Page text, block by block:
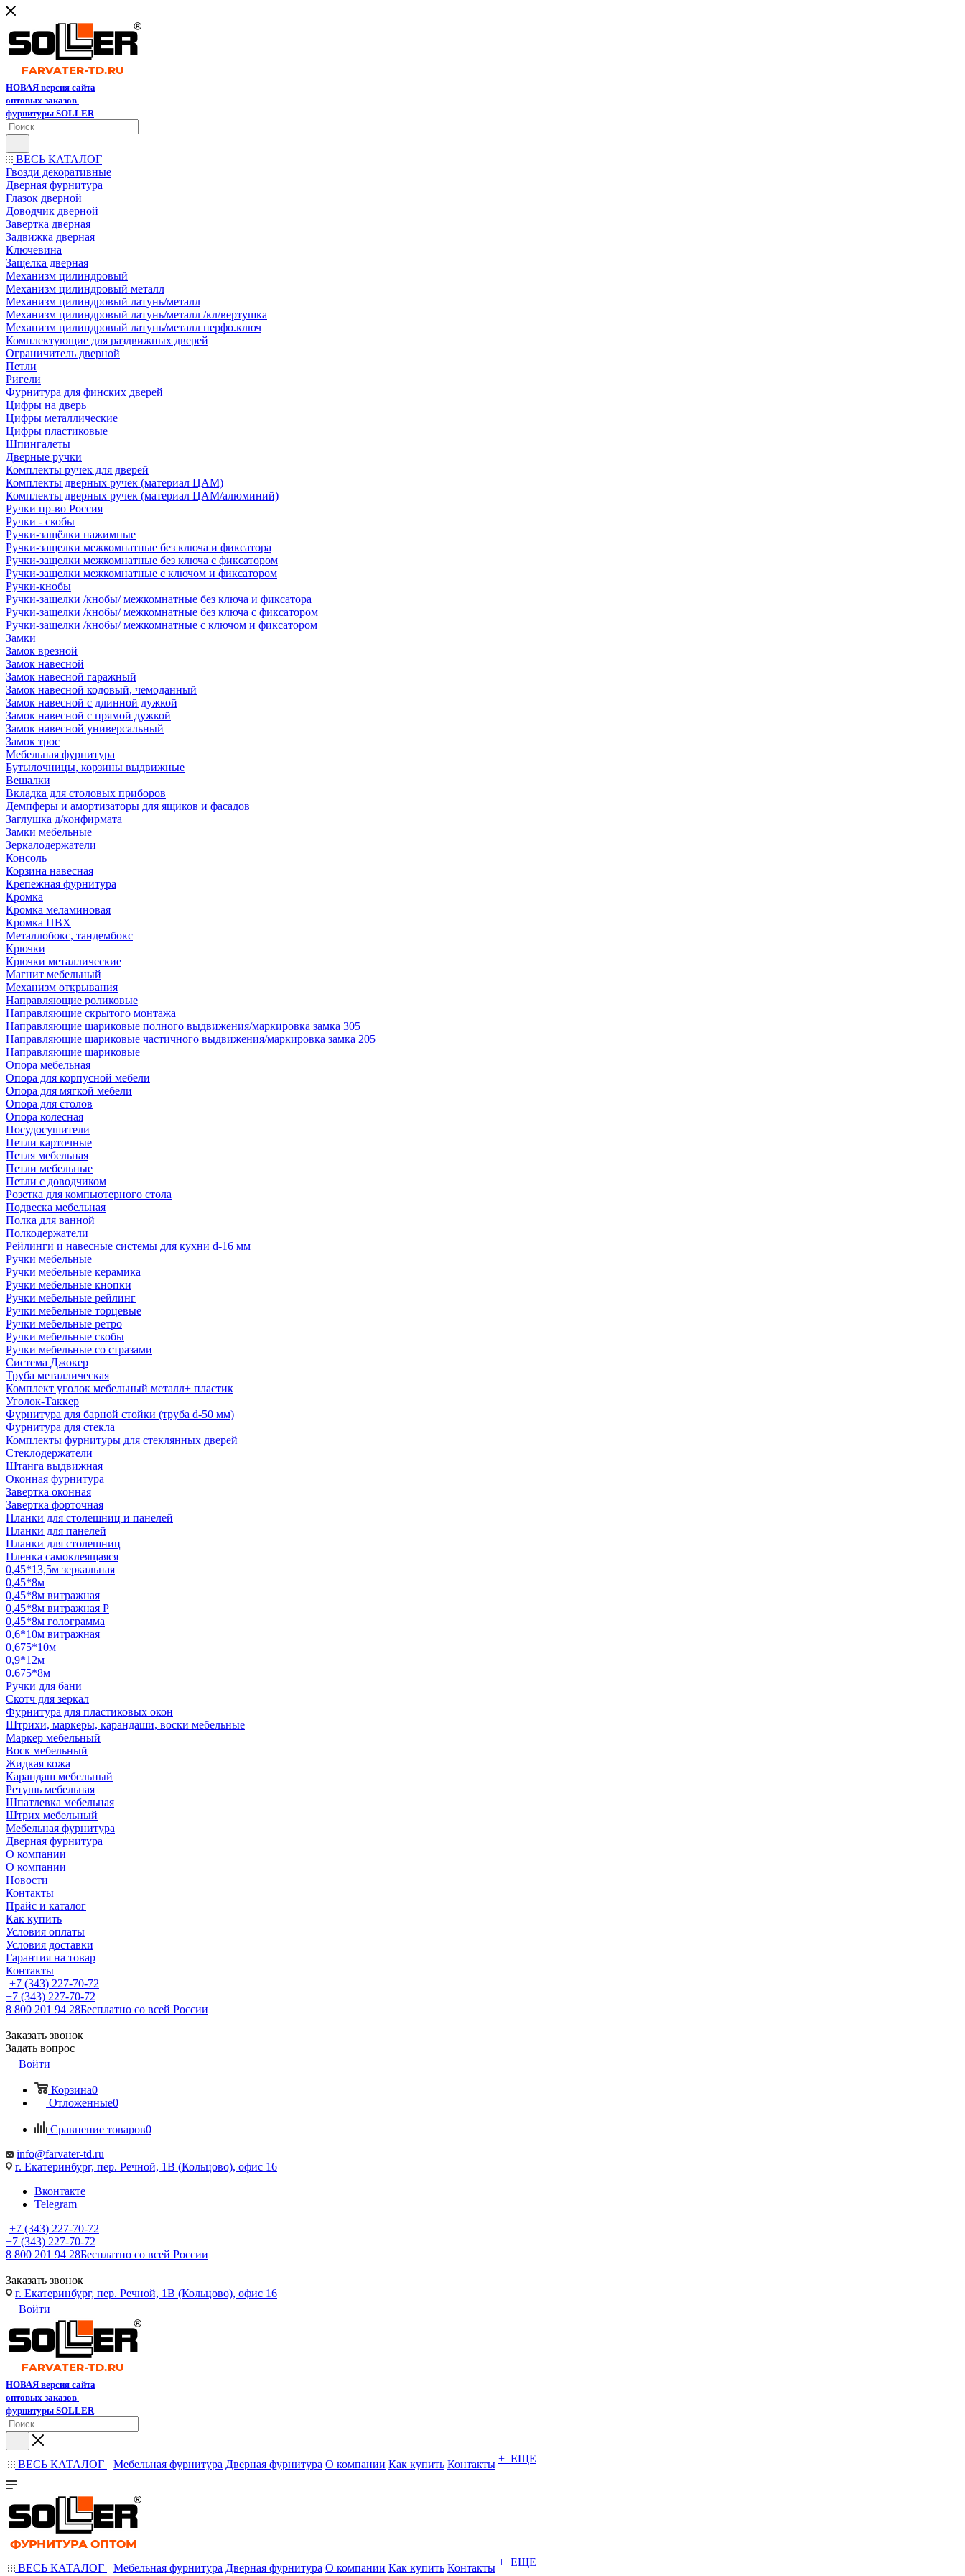
НОВАЯ версия сайта
оптовых заказов
фурнитуры SOLLER
ВЕСЬ КАТАЛОГ
Гвозди декоративные
Дверная фурнитура
Глазок дверной
Доводчик дверной
Завертка дверная
Задвижка дверная
Ключевина
Защелка дверная
Механизм цилиндровый
Механизм цилиндровый металл
Механизм цилиндровый латунь/металл
Механизм цилиндровый латунь/металл /кл/вертушка
Механизм цилиндровый латунь/металл перфо.ключ
Комплектующие для раздвижных дверей
Ограничитель дверной
Петли
Ригели
Фурнитура для финских дверей
Цифры на дверь
Цифры металлические
Цифры пластиковые
Шпингалеты
Дверные ручки
Комплекты ручек для дверей
Комплекты дверных ручек (материал ЦАМ)
Комплекты дверных ручек (материал ЦАМ/алюминий)
Ручки пр-во Россия
Ручки - скобы
Ручки-защёлки нажимные
Ручки-защелки межкомнатные без ключа и фиксатора
Ручки-защелки межкомнатные без ключа с фиксатором
Ручки-защелки межкомнатные с ключом и фиксатором
Ручки-кнобы
Ручки-защелки /кнобы/ межкомнатные без ключа и фиксатора
Ручки-защелки /кнобы/ межкомнатные без ключа с фиксатором
Ручки-защелки /кнобы/ межкомнатные с ключом и фиксатором
Замки
Замок врезной
Замок навесной
Замок навесной гаражный
Замок навесной кодовый, чемоданный
Замок навесной с длинной дужкой
Замок навесной с прямой дужкой
Замок навесной универсальный
Замок трос
Мебельная фурнитура
Бутылочницы, корзины выдвижные
Вешалки
Вкладка для столовых приборов
Демпферы и амортизаторы для ящиков и фасадов
Заглушка д/конфирмата
Замки мебельные
Зеркалодержатели
Консоль
Корзина навесная
Крепежная фурнитура
Кромка
Кромка меламиновая
Кромка ПВХ
Металлобокс, тандембокс
Крючки
Крючки металлические
Магнит мебельный
Механизм открывания
Направляющие роликовые
Направляющие скрытого монтажа
Направляющие шариковые полного выдвижения/маркировка замка 305
Направляющие шариковые частичного выдвижения/маркировка замка 205
Направляющие шариковые
Опора мебельная
Опора для корпусной мебели
Опора для мягкой мебели
Опора для столов
Опора колесная
Посудосушители
Петли карточные
Петля мебельная
Петли мебельные
Петли с доводчиком
Розетка для компьютерного стола
Подвеска мебельная
Полка для ванной
Полкодержатели
Рейлинги и навесные системы для кухни d-16 мм
Ручки мебельные
Ручки мебельные керамика
Ручки мебельные кнопки
Ручки мебельные рейлинг
Ручки мебельные торцевые
Ручки мебельные ретро
Ручки мебельные скобы
Ручки мебельные со стразами
Система Джокер
Труба металлическая
Комплект уголок мебельный металл+ пластик
Уголок-Таккер
Фурнитура для барной стойки (труба d-50 мм)
Фурнитура для стекла
Комплекты фурнитуры для стеклянных дверей
Стеклодержатели
Штанга выдвижная
Оконная фурнитура
Завертка оконная
Завертка форточная
Планки для столешниц и панелей
Планки для панелей
Планки для столешниц
Пленка самоклеящаяся
0,45*13,5м зеркальная
0,45*8м
0,45*8м витражная
0,45*8м витражная Р
0,45*8м голограмма
0,6*10м витражная
0,675*10м
0,9*12м
0.675*8м
Ручки для бани
Скотч для зеркал
Фурнитура для пластиковых окон
Штрихи, маркеры, карандаши, воски мебельные
Маркер мебельный
Воск мебельный
Жидкая кожа
Карандаш мебельный
Ретушь мебельная
Шпатлевка мебельная
Штрих мебельный
Мебельная фурнитура
Дверная фурнитура
О компании
О компании
Новости
Контакты
Прайс и каталог
Как купить
Условия оплаты
Условия доставки
Гарантия на товар
Контакты
+7 (343) 227-70-72
+7 (343) 227-70-72
8 800 201 94 28Бесплатно со всей России
Заказать звонок
Задать вопрос
Войти
Корзина0
Отложенные0
Сравнение товаров0
info@farvater-td.ru
г. Екатеринбург, пер. Речной, 1В (Кольцово), офис 16
Вконтакте
Telegram
+7 (343) 227-70-72
+7 (343) 227-70-72
8 800 201 94 28Бесплатно со всей России
Заказать звонок
г. Екатеринбург, пер. Речной, 1В (Кольцово), офис 16
Войти
НОВАЯ версия сайта
оптовых заказов
фурнитуры SOLLER
ВЕСЬ КАТАЛОГ Мебельная фурнитура Дверная фурнитура О компании Как купить Контакты + ЕЩЕ
ВЕСЬ КАТАЛОГ Мебельная фурнитура Дверная фурнитура О компании Как купить Контакты + ЕЩЕ